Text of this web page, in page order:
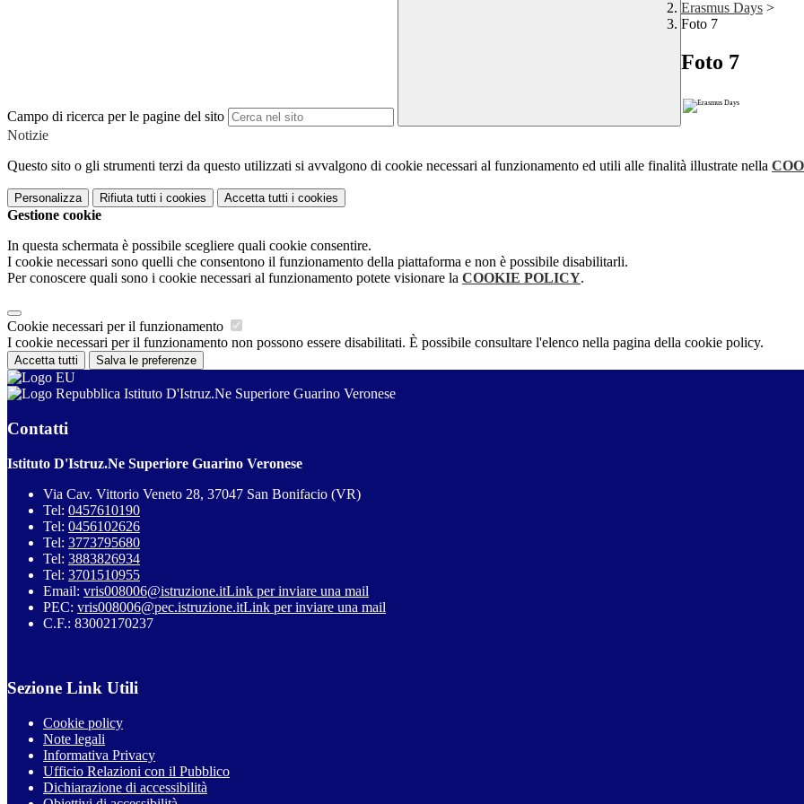
Campo di ricerca per le pagine del sito
Erasmus Days >
Foto 7
Foto 7
Notizie
Questo sito o gli strumenti terzi da questo utilizzati si avvalgono di cookie necessari al funzionamento ed utili alle finalità illustrate nella
Personalizza Rifiuta tutti i cookies Accetta tutti i cookies
Gestione cookie
In questa schermata è possibile scegliere quali cookie consentire.
I cookie necessari sono quelli che consentono il funzionamento della piattaforma e non è possibile disabilitarli.
Per conoscere quali sono i cookie necessari al funzionamento potete visionare la COOKIE POLICY.
Cookie necessari per il funzionamento
I cookie necessari per il funzionamento non possono essere disabilitati. È possibile consultare l'elenco nella pagina della cookie policy.
Accetta tutti Salva le preferenze
Istituto D'Istruz.Ne Superiore Guarino Veronese
Contatti
Istituto D'Istruz.Ne Superiore Guarino Veronese
Via Cav. Vittorio Veneto 28, 37047 San Bonifacio (VR)
Tel: 0457610190
Tel: 0456102626
Tel: 3773795680
Tel: 3883826934
Tel: 3701510955
Email: vris008006@istruzione.itLink per inviare una mail
PEC: vris008006@pec.istruzione.itLink per inviare una mail
C.F.: 83002170237
Sezione Link Utili
Cookie policy
Note legali
Informativa Privacy
Ufficio Relazioni con il Pubblico
Dichiarazione di accessibilità